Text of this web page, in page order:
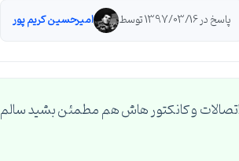
پاسخ در 1397/03/16 توسط امیرحسین کریم پور
؟ اتصالات و کانکتور هاش هم مطمئن بشید سالم